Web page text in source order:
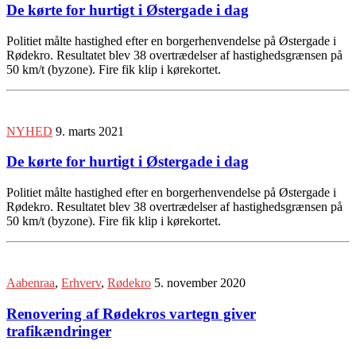
De kørte for hurtigt i Østergade i dag
Politiet målte hastighed efter en borgerhenvendelse på Østergade i
Rødekro. Resultatet blev 38 overtrædelser af hastighedsgrænsen på
50 km/t (byzone). Fire fik klip i kørekortet.
NYHED 9. marts 2021
De kørte for hurtigt i Østergade i dag
Politiet målte hastighed efter en borgerhenvendelse på Østergade i
Rødekro. Resultatet blev 38 overtrædelser af hastighedsgrænsen på
50 km/t (byzone). Fire fik klip i kørekortet.
Aabenraa, Erhverv, Rødekro 5. november 2020
Renovering af Rødekros vartegn giver
trafikændringer